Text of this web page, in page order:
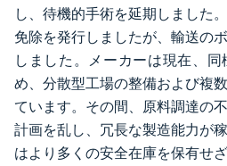
し、待機的手術を延期しました
免除を発行しましたが、輸送の
しました。メーカーは現在、
め、分散型工場の整備および複
ています。その間、原料調達の
計画を乱し、冗長な製造能力が
はより多くの安全在庫を保有せ